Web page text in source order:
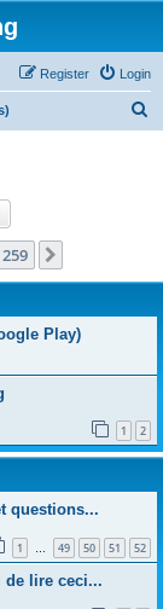
Login
Register
259
Play)
1 2
questions...
1 … 49 50 51 52
de lire ceci...